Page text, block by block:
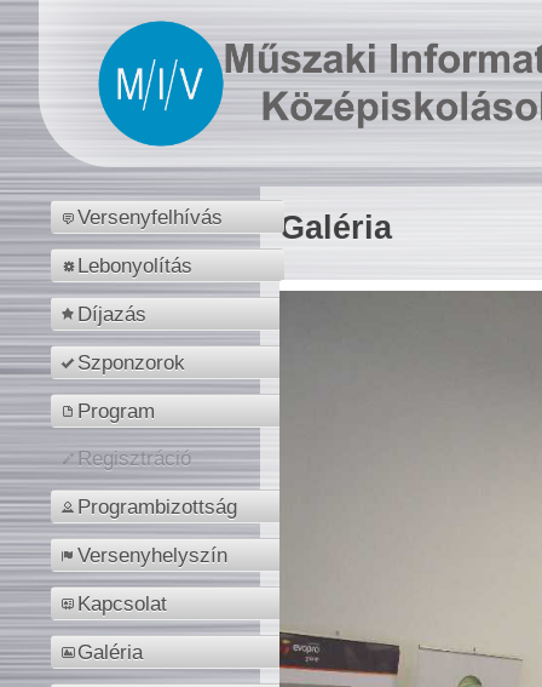
Versenyfelhívás
Lebonyolítás
Díjazás
Szponzorok
Program
Regisztráció
Programbizottság
Versenyhelyszín
Kapcsolat
Galéria
Galéria